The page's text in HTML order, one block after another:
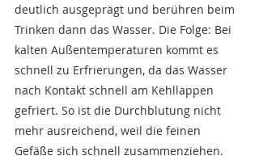
deutlich ausgeprägt und berühren beim
Trinken dann das Wasser. Die Folge: Bei
kalten Außentemperaturen kommt es
schnell zu Erfrierungen, da das Wasser
nach Kontakt schnell am Kehllappen
gefriert. So ist die Durchblutung nicht
mehr ausreichend, weil die feinen
Gefäße sich schnell zusammenziehen.